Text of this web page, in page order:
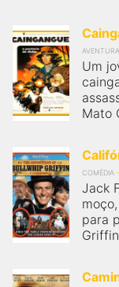
AVENTURA
Um
Mato
COMÉDIA
Jack
para